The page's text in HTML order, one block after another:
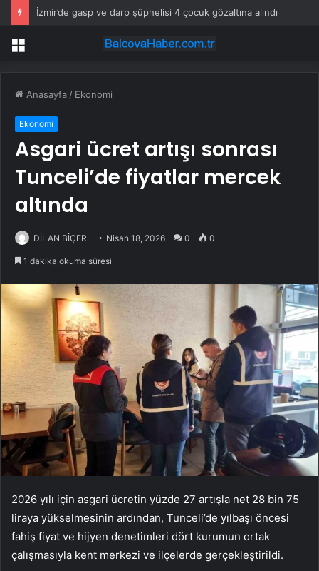
İzmir’de gasp ve darp şüphelisi 4 çocuk gözaltına alındı
Menü
Anasayfa / Ekonomi
Ekonomi
Asgari ücret artışı sonrası
Tunceli’de fiyatlar mercek
altında
DİLAN BİÇER Nisan 18, 2026 0 0
1 dakika okuma süresi
2026 yılı için asgari ücretin yüzde 27 artışla net 28 bin 75
liraya yükselmesinin ardından, Tunceli’de yılbaşı öncesi
fahiş fiyat ve hijyen denetimleri dört kurumun ortak
çalışmasıyla kent merkezi ve ilçelerde gerçekleştirildi.